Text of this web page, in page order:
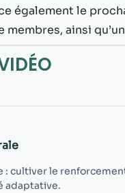
également le
ainsi
: cultiver le
adaptative.